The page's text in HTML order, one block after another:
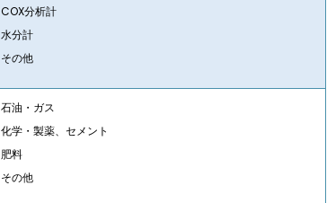
COX分析計
水分計
その他
石油・ガス
化学・製薬、セメント
肥料
その他